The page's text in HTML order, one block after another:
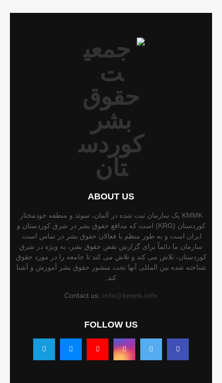
ABOUT US
KMMK یک سازمان ثبت شده در آلمان، سوئد و منطقه خودمختار
کوردستان (KRG) است که مدافع حقوق بشر در شرق کوردستان و
ایران است و به طور منظم با فعالان حقوق بشر در تماس است.
سازمان ما دائماً برای گزارش نقض حقوق بشر، به ویژه در شرق
کوردستان، تلاش می کند و تلاش می کند تا جامعه را در مورد حقوق
شناخته شده بین المللی آنها تحت منشور حقوق بشر آموزش و آشنا
کند.
Contact us: info@kmmk.info
FOLLOW US